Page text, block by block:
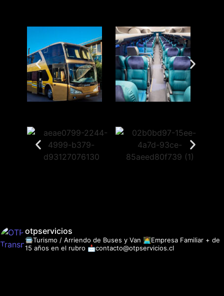
otpservicios
🚍Turismo / Arriendo de Buses y Van 👩‍💻Empresa Familiar + de
15 años en el rubro 📩contacto@otpservicios.cl